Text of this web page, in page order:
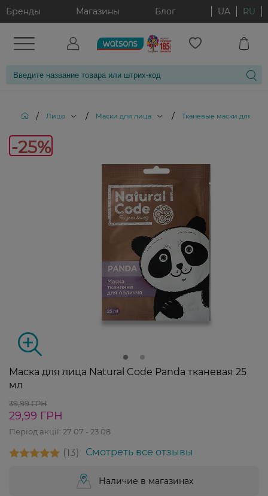
Бренды Магазины Блог UA RU
/ Лицо / Маски для лица / Тканевые маски для
-25%
Маска для лица Natural Code Panda тканевая 25
мл
39,99 ГРН
29,99 ГРН
Період акції: 27 07 - 23 08
13 Смотреть все отзывы
Наличие в магазинах